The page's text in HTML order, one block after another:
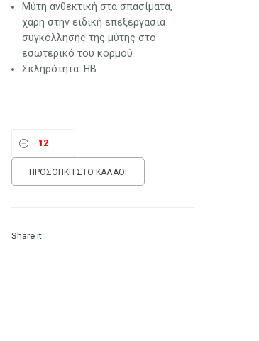
Μύτη ανθεκτική στα σπασίματα,
χάρη στην ειδική επεξεργασία
συγκόλλησης της μύτης στο
εσωτερικό του κορμού
Σκληρότητα: ΗΒ
ΠΡΟΣΘΉΚΗ ΣΤΟ ΚΑΛΆΘΙ
Share it: